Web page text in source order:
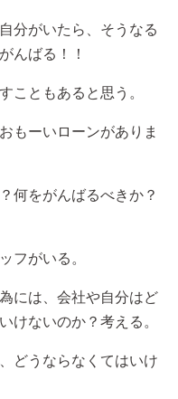
分がいたら、そうなる
んばる！！
こともあると思う。
もーいローンがありま
何をがんばるべきか？
フがいる。
には、会社や自分はど
けないのか？考える。
どうならなくてはいけ